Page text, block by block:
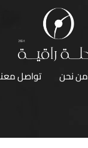
من نحن تواصل